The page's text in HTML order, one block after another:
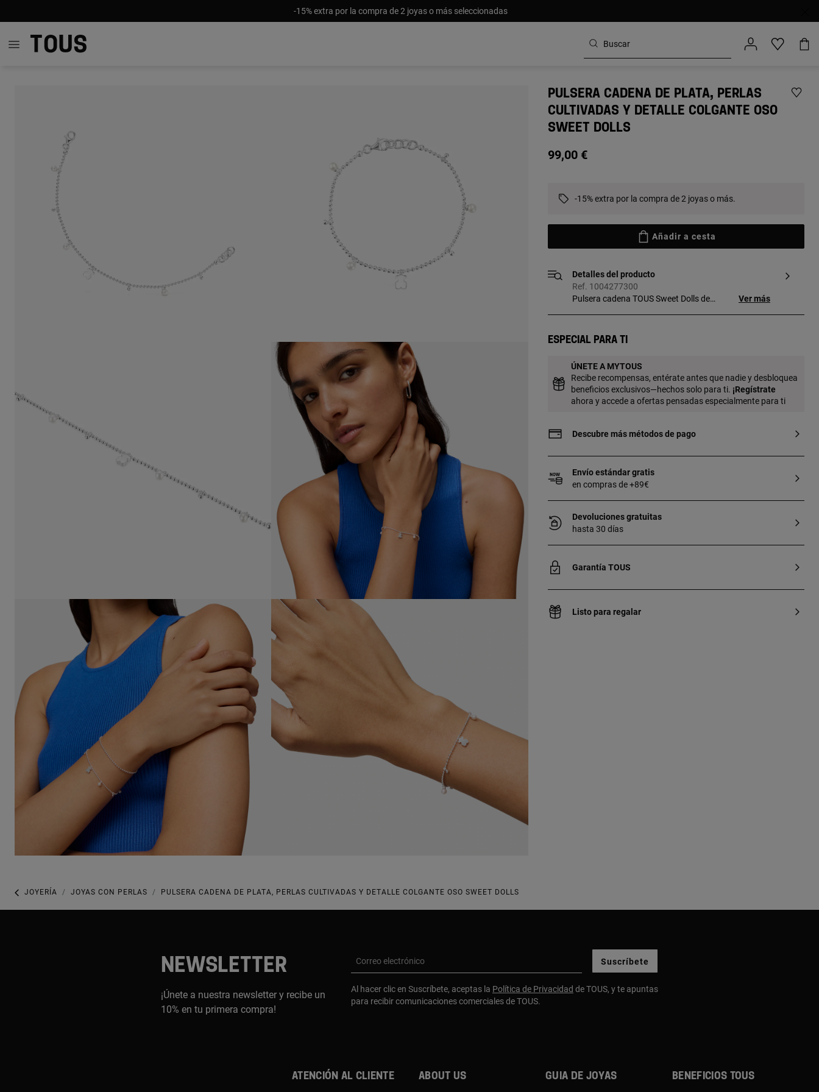
-15% extra por la compra de 2 joyas o más seleccionadas
PULSERA CADENA DE PLATA, PERLAS
CULTIVADAS Y DETALLE COLGANTE OSO
SWEET DOLLS
99,00 €
-15% extra por la compra de 2 joyas o más.
Añadir a cesta
Detalles del producto
Ref. 1004277300
Pulsera cadena TOUS Sweet Dolls de
oso. Tamaño oso: 6 mm. Tamaño perlas
cm. Cierre mosquetón.
Ver más
Especial para ti
ÚNETE A MYTOUS
Recibe recompensas, entérate antes que nadie y desbloquea
beneficios exclusivos—hechos solo para ti. ¡Regístrate
ahora y accede a ofertas pensadas especialmente para ti
Descubre más métodos de pago
Envío estándar gratis
en compras de +89€
Devoluciones gratuitas
hasta 30 días
Garantía TOUS
Listo para regalar
JOYERÍA JOYAS CON PERLAS PULSERA CADENA DE PLATA, PERLAS CULTIVADAS Y DETALLE COLGANTE OSO SWEET DOLLS
NEWSLETTER
¡Únete a nuestra newsletter y recibe un
10% en tu primera compra!
Correo electrónico Suscríbete
Al hacer clic en Suscríbete, aceptas la Política de Privacidad de TOUS, y te apuntas
para recibir comunicaciones comerciales de TOUS.
Atención al cliente About us Guia de joyas Beneficios TOUS